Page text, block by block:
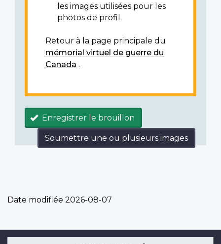
les images utilisées pour les
photos de profil.
Retour à la page principale du
mémorial virtuel de guerre du
Canada .
Enregistrer le brouillon
Soumettre une ou plusieurs images
Date modifiée 2026-08-07